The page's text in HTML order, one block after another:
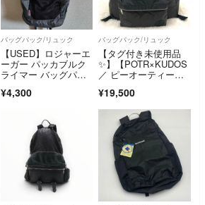
バッグパック/リュック
【USED】ロジャーエ
ーガー パッカブルク
ライマー バッグパッ
ャーエーガー ULギア
¥4,300
バッグパック/リュック
【タグ付き未使用品
✨】【POTR×KUDOS
／ ピーオーティーア
K PACK MINI／バッ
クパック ミニ
¥19,500